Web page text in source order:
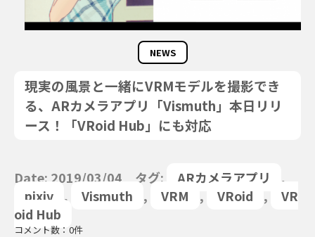
NEWS
現実の風景と一緒にVRMモデルを撮影でき
る、ARカメラアプリ「Vismuth」本日リリ
ース！「VRoid Hub」にも対応
Date: 2019/03/04 タグ: ARカメラアプリ
,
pixiv
, Vismuth , VRM , VRoid ,
VR
oid Hub
コメント数：0件